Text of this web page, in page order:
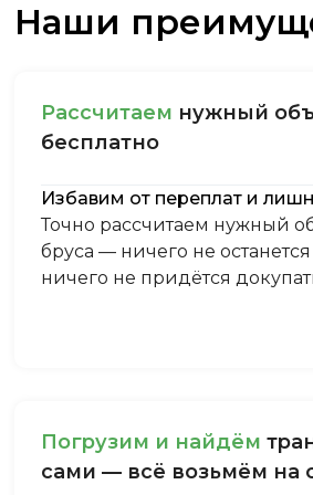
Наши
Рассчитаем нужный
бесплатно
Избавим от переплат и
Точно рассчитаем нужный
бруса — ничего не
ничего не придётся
Пoгpузим и нaйдём
caми — вcё вoзьмём нa